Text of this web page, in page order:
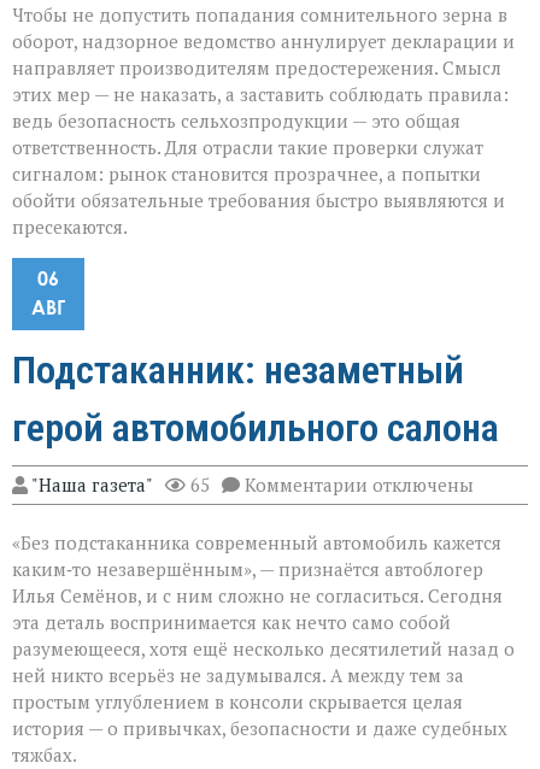
Чтобы не допустить попадания сомнительного зерна в
оборот, надзорное ведомство аннулирует декларации и
направляет производителям предостережения. Смысл
этих мер — не наказать, а заставить соблюдать правила:
ведь безопасность сельхозпродукции — это общая
ответственность. Для отрасли такие проверки служат
сигналом: рынок становится прозрачнее, а попытки
обойти обязательные требования быстро выявляются и
пресекаются.
06
АВГ
Подстаканник: незаметный
герой автомобильного салона
"Наша газета" 65 Комментарии к
записи
незаметный
герой
автомобильного
салона
отключены
«Без подстаканника современный автомобиль кажется
каким‑то незавершённым», — признаётся автоблогер
Илья Семёнов, и с ним сложно не согласиться. Сегодня
эта деталь воспринимается как нечто само собой
разумеющееся, хотя ещё несколько десятилетий назад о
ней никто всерьёз не задумывался. А между тем за
простым углублением в консоли скрывается целая
история — о привычках, безопасности и даже судебных
тяжбах.